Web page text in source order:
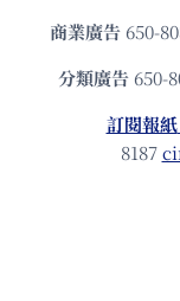
商業廣告 650-
分類廣告 650-
訂閱報紙
8187